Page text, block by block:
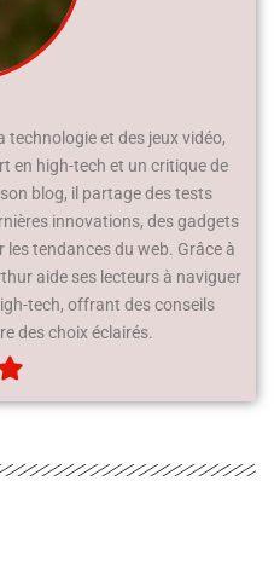
technologie et des jeux vidéo,
en high-tech et un critique de
blog, il partage des tests
innovations, des gadgets
tendances du web. Grâce à
aide ses lecteurs à naviguer
tech, offrant des conseils
des choix éclairés.